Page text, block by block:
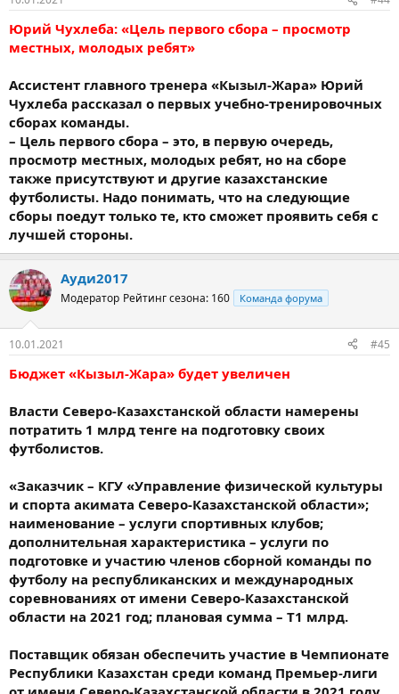
Юрий Чухлеба: «Цель первого сбора – просмотр
местных, молодых ребят»
Ассистент главного тренера «Кызыл-Жара» Юрий
Чухлеба рассказал о первых учебно-тренировочных
сборах команды.
– Цель первого сбора – это, в первую очередь,
просмотр местных, молодых ребят, но на сборе
также присутствуют и другие казахстанские
футболисты. Надо понимать, что на следующие
сборы поедут только те, кто сможет проявить себя с
лучшей стороны.
Ауди2017
Модератор Рейтинг сезона: 160 Команда форума
10.01.2021 #45
Бюджет «Кызыл-Жара» будет увеличен
Власти Северо-Казахстанской области намерены
потратить 1 млрд тенге на подготовку своих
футболистов.
«Заказчик – КГУ «Управление физической культуры
и спорта акимата Северо-Казахстанской области»;
наименование – услуги спортивных клубов;
дополнительная характеристика – услуги по
подготовке и участию членов сборной команды по
футболу на республиканских и международных
соревнованиях от имени Северо-Казахстанской
области на 2021 год; плановая сумма – Т1 млрд.
Поставщик обязан обеспечить участие в Чемпионате
Республики Казахстан среди команд Премьер-лиги